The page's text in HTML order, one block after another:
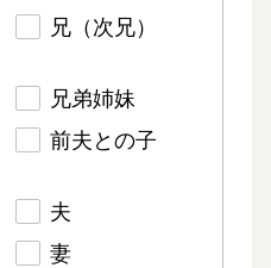
兄（次兄）
兄弟姉妹
前夫との子
夫
妻